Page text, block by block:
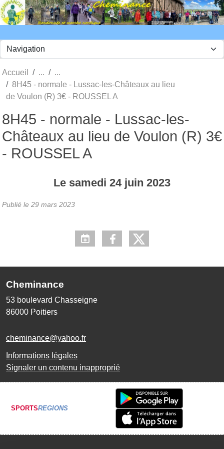
Accueil
8H45 - normale - Lussac-les-Châteaux au lieu
de Voulon (R) 3€ - ROUSSEL A
8H45 - normale - Lussac-les-
Châteaux au lieu de Voulon (R) 3€
- ROUSSEL A
Le samedi 24 juin 2023
Publié le 29 mars 2023
Cheminance
53 boulevard Chasseigne
86000 Poitiers
cheminance@yahoo.fr
Informations légales
Signaler un contenu inapproprié
SPORTSREGIONS
Panneau de gestion des cookies